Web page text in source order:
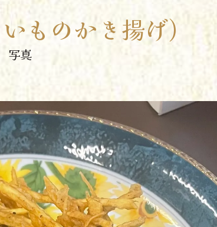
写真
ものかき揚げ)